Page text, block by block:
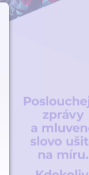
a Štěstí..)